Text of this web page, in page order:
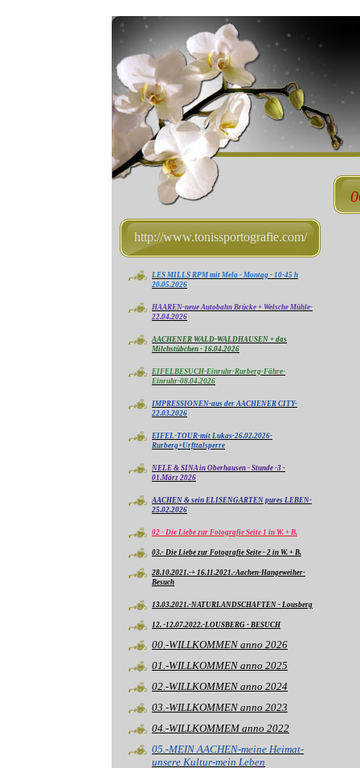
http://www.tonissportografie.com/
LES MILLS RPM mit Mela - Montag - 10-45 h
20.05.2026
HAAREN-neue Autobahn Brücke + Welsche Mühle-
22.04.2026
AACHENER WALD-WALDHAUSEN + das
Milchstübchen - 16.04.2026
EIFELBESUCH-Einruhr-Rurberg-Fähre-
Einruhr-08.04.2026
IMPRESSIONEN-aus der AACHENER CITY-
22.03.2026
EIFEL-TOUR-mit Lukas-26.02.2026-
Rurberg+Urfttalsperre
NELE & SINA in Oberhausen - Stunde -3 -
01.März 2026
AACHEN & sein ELISENGARTEN pures LEBEN-
25.02.2026
02 - Die Liebe zur Fotografie Seite 1 in W. + B.
03.- Die Liebe zur Fotografie Seite - 2 in W. + B.
28.10.2021.-+ 16.11.2021.-Aachen-Hangeweiher-
Besuch
13.03.2021.-NATURLANDSCHAFTEN - Lousberg
12. -12.07.2022.-LOUSBERG - BESUCH
00.-WILLKOMMEN anno 2026
01.-WILLKOMMEN anno 2025
02.-WILLKOMMEN anno 2024
03.-WILLKOMMEN anno 2023
04.-WILLKOMMEM anno 2022
05.-MEIN AACHEN-meine Heimat-
unsere Kultur-mein Leben